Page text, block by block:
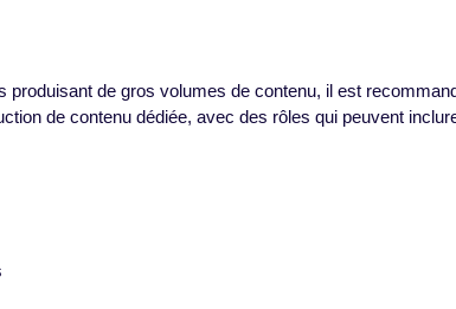
produisant de gros volumes de contenu, il est
de contenu dédiée, avec des rôles qui peuvent